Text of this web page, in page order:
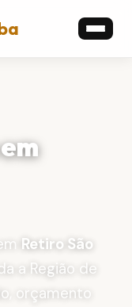
Retiro São
a Região de
orçamento